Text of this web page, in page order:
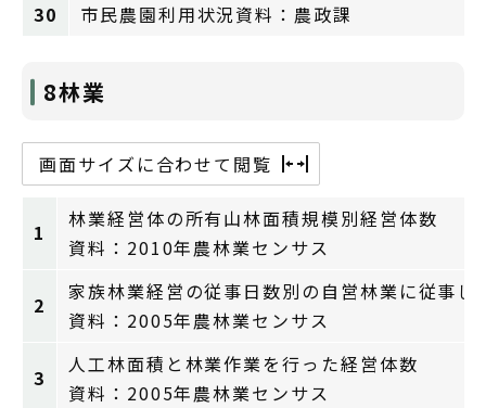
30
市民農園利用状況資料：農政課
8林業
画面サイズに合わせて閲覧
1
林業経営体の所有山林面積規模別経営体数
資料：2010年農林業センサス
2
家族林業経営の従事日数別の自営林業に従事し
資料：2005年農林業センサス
3
人工林面積と林業作業を行った経営体数
資料：2005年農林業センサス